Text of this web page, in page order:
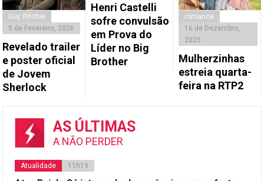
Guy Ritchie
5 de Fevereiro, 2026
Revelado trailer
e poster oficial
de Jovem
Sherlock
Henri Castelli
sofre convulsão
em Prova do
Líder no Big
Brother
romance
16 de Dezembro,
2025
Mulherzinhas
estreia quarta-
feira na RTP2
AS ÚLTIMAS
A NÃO PERDER
Atualidade 11h19